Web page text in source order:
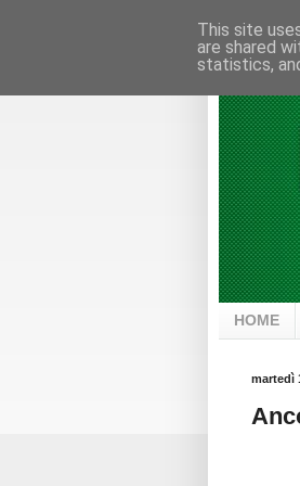
HOME
martedì
This site
are shared
statistics,